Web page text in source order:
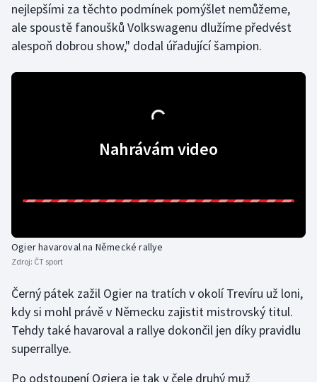
Moderní pětiboj
Motorsport
Rychlobruslení
Rychlostní kanoistika
Short track
Sportovní střelba
nejlepšími za těchto podmínek pomýšlet nemůžeme,
ale spoustě fanoušků Volkswagenu dlužíme předvést
alespoň dobrou show," dodal úřadující šampion.
Nahrávám video
Ogier havaroval na Německé rallye
Zdroj: ČT sport
Černý pátek zažil Ogier na tratích v okolí Trevíru už loni,
kdy si mohl právě v Německu zajistit mistrovský titul.
Tehdy také havaroval a rallye dokončil jen díky pravidlu
superrallye.
Po odstoupení Ogiera je tak v čele druhý muž